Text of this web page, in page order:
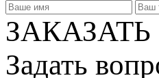
Задать